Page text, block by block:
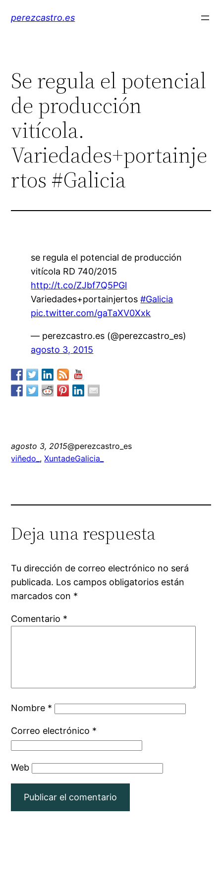
perezcastro.es
Se regula el potencial
de producción
vitícola.
Variedades+portainje
rtos #Galicia
se regula el potencial de producción
vitícola RD 740/2015
http://t.co/ZJbf7Q5PGl
Variedades+portainjertos#Galicia
pic.twitter.com/gaTaXV0Xxk
— perezcastro.es (@perezcastro_es)
agosto 3, 2015
agosto 3, 2015@perezcastro_es
viñedo_ , XuntadeGalicia_
Deja una respuesta
Tu dirección de correo electrónico no será
publicada. Los campos obligatorios están
marcados con *
Comentario *
Nombre *
Correo electrónico *
Web